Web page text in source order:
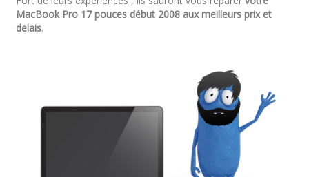
MacBook Pro 17 pouces début 2008 aux meilleurs prix et
delais.